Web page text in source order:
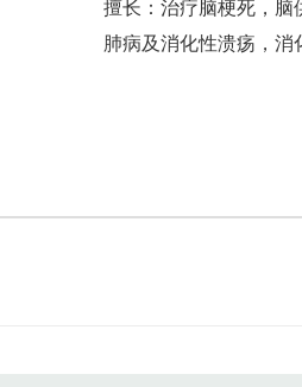
擅长：治疗脑梗死，脑
肺病及消化性溃疡，